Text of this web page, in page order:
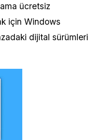
ücretsiz
için Windows
dijital sürümleri